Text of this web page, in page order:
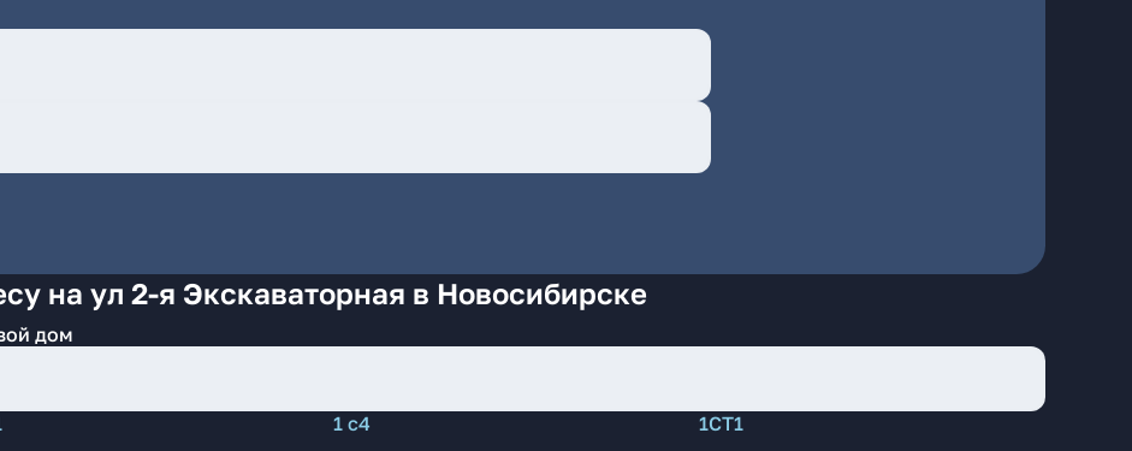
на ул 2-я Экскаваторная в Новосибирске
дом
1 с4
1СТ1